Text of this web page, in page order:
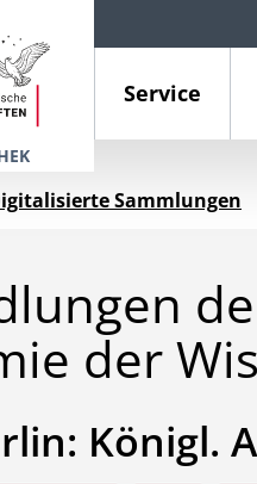
Service
Sammlungen
der
Königl.